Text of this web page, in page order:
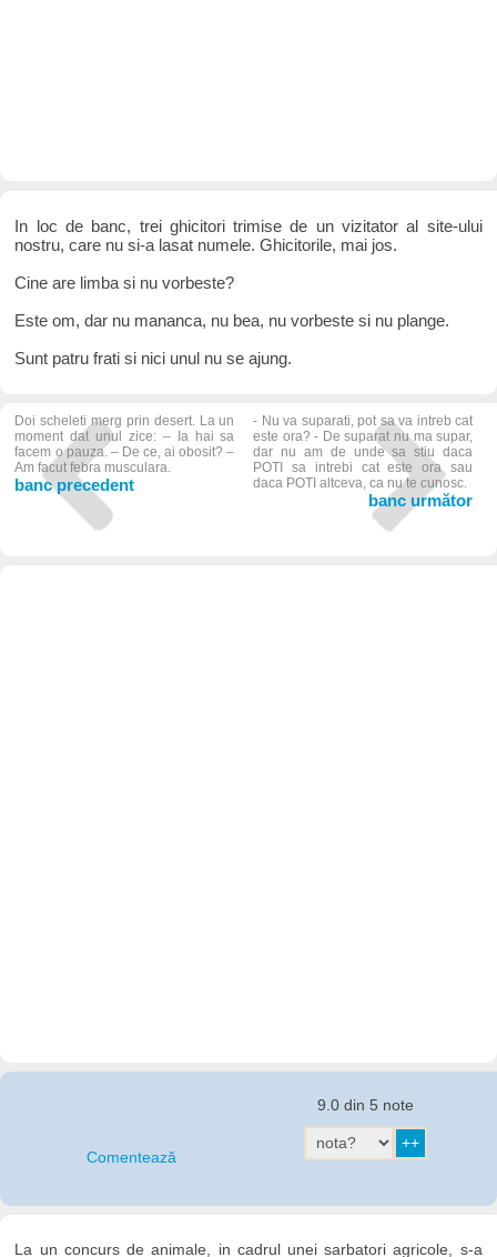
In loc de banc, trei ghicitori trimise de un vizitator al site-ului
nostru, care nu si-a lasat numele. Ghicitorile, mai jos.
Cine are limba si nu vorbeste?
Este om, dar nu mananca, nu bea, nu vorbeste si nu plange.
Sunt patru frati si nici unul nu se ajung.
Doi scheleti merg prin desert. La un
moment dat unul zice: – Ia hai sa
facem o pauza. – De ce, ai obosit? –
Am facut febra musculara.
banc precedent
- Nu va suparati, pot sa va intreb cat
este ora? - De suparat nu ma supar,
dar nu am de unde sa stiu daca
POTI sa intrebi cat este ora sau
daca POTI altceva, ca nu te cunosc.
banc următor
Comentează
9.0 din 5 note
La un concurs de animale, in cadrul unei sarbatori agricole, s-a